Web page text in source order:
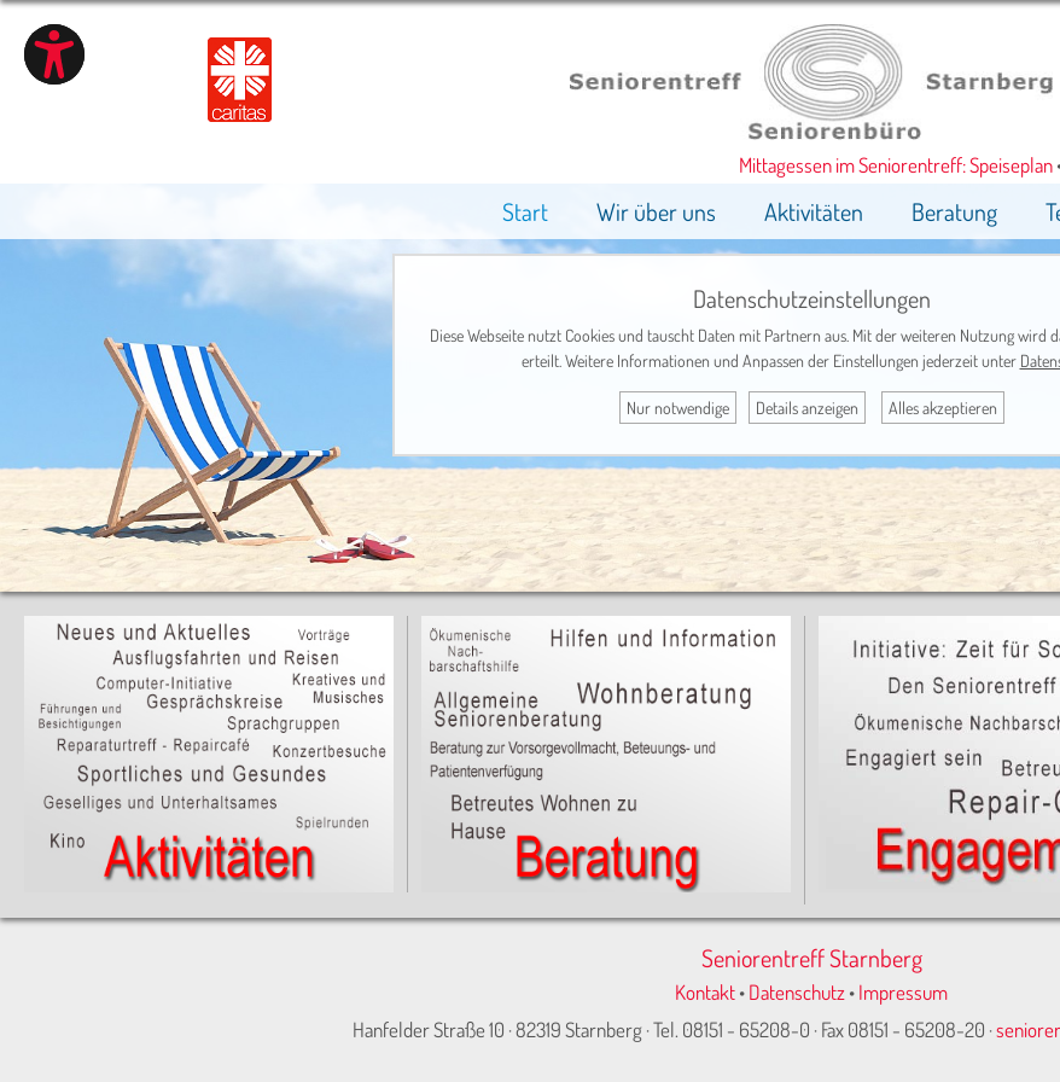
Mittagessen im Seniorentreff: Speiseplan•
Start Wir über uns Aktivitäten Beratung
Seniorentreff Starnberg
Kontakt•Datenschutz•Impressum
Hanfelder Straße 10 · 82319 Starnberg · Tel. 08151 - 65208-0 · Fax 08151 - 65208-20 ·
Datenschutzeinstellungen
Diese Webseite nutzt Cookies und tauscht Daten mit Partnern aus. Mit der weiteren Nutzung wird
erteilt. Weitere Informationen und Anpassen der Einstellungen jederzeit unter
Nur notwendige Details anzeigen Alles akzeptieren